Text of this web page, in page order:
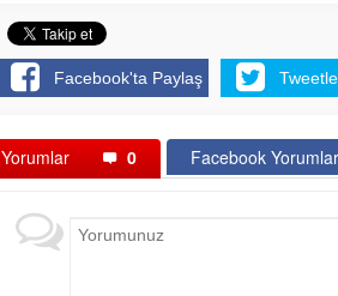
Facebook'ta Paylaş Tweetle
Yorumlar 0 Facebook